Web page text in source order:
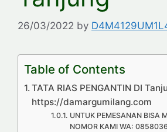
26/03/2022 by
Table of Contents
TATA RIAS PENGANTIN DI
https://damargumilang.com
UNTUK PEMESANAN BISA
NOMOR KAMI WA: